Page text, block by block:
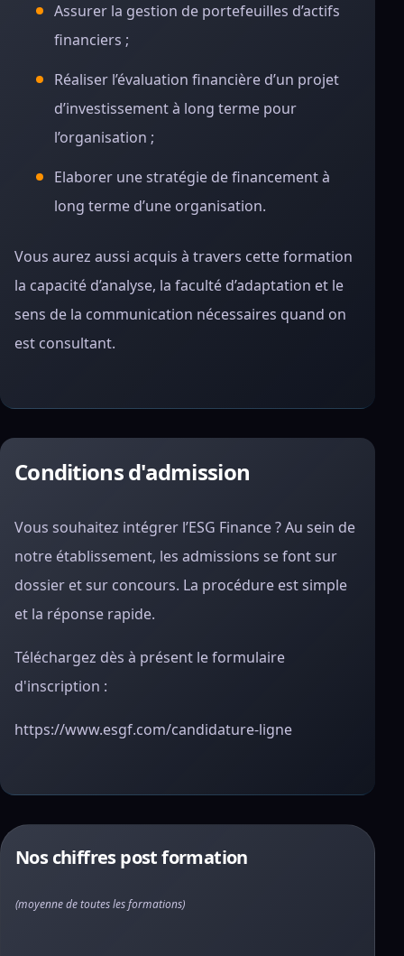
Assurer la gestion de portefeuilles d’actifs
financiers ;
Réaliser l’évaluation financière d’un projet
d’investissement à long terme pour
l’organisation ;
Elaborer une stratégie de financement à
long terme d’une organisation.
Vous aurez aussi acquis à travers cette formation
la capacité d’analyse, la faculté d’adaptation et le
sens de la communication nécessaires quand on
est consultant.
Conditions d'admission
Vous souhaitez intégrer l’ESG Finance ? Au sein de
notre établissement, les admissions se font sur
dossier et sur concours. La procédure est simple
et la réponse rapide.
Téléchargez dès à présent le formulaire
d'inscription :
https://www.esgf.com/candidature-ligne
Nos chiffres post formation
(moyenne de toutes les formations)